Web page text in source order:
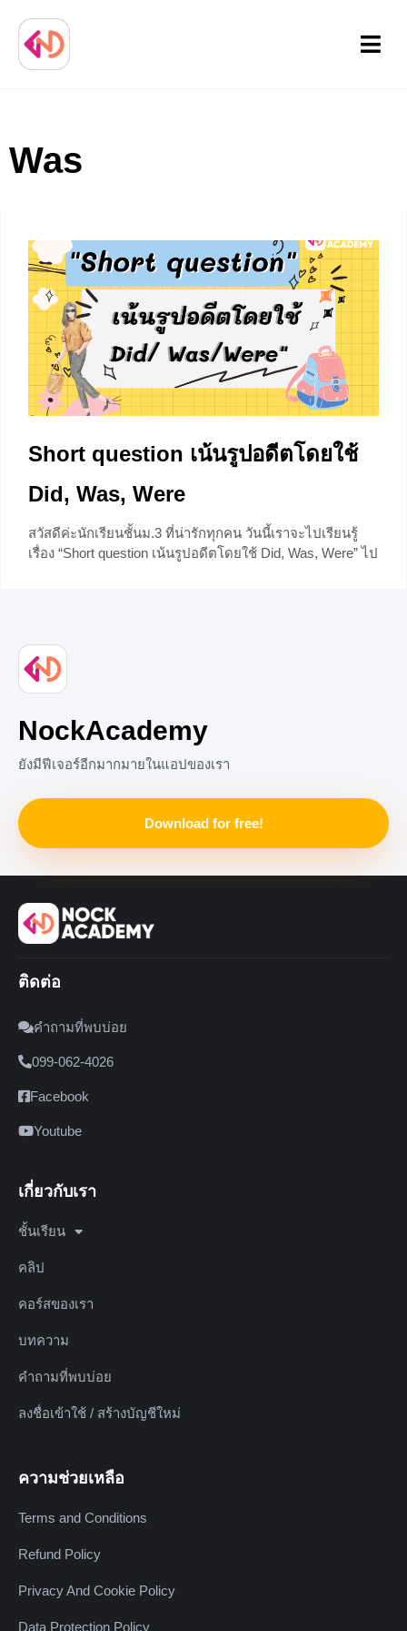
Menu
Was
Short question เน้นรูปอดีตโดยใช้
Did, Was, Were
สวัสดีค่ะนักเรียนชั้นม.3 ที่น่ารักทุกคน วันนี้เราจะไปเรียนรู้
เรื่อง “Short question เน้นรูปอดีตโดยใช้ Did, Was, Were” ไป
NockAcademy
ยังมีฟีเจอร์อีกมากมายในแอปของเรา
Download for free!
ติดต่อ
คำถามที่พบบ่อย
099-062-4026
Facebook
Youtube
เกี่ยวกับเรา
ชั้นเรียน
คลิป
คอร์สของเรา
บทความ
คำถามที่พบบ่อย
ลงชื่อเข้าใช้ / สร้างบัญชีใหม่
ความช่วยเหลือ
Terms and Conditions
Refund Policy
Privacy And Cookie Policy
Data Protection Policy